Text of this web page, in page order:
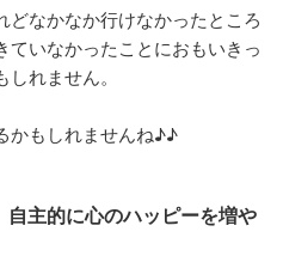
どなかなか行けなかったところ
いなかったことにおもいきっ
れません。
かもしれませんね♪♪
主的に心のハッピーを増や